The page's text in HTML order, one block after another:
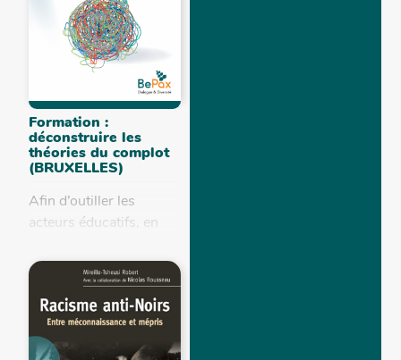
Formation :
déconstruire les
théories du complot
(BRUXELLES)
Afin d’outiller les
acteurs éducatifs, en
jeunes dans la
connaissance et le
décryptage du
conspirationnisme,
BePax vous propose